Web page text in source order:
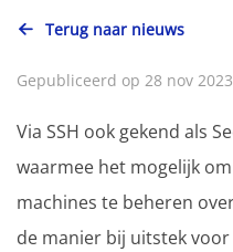
Terug naar nieuws
Gepubliceerd op 28 nov
Via SSH ook gekend als
waarmee het mogelijk
machines te beheren
de manier bij uitstek